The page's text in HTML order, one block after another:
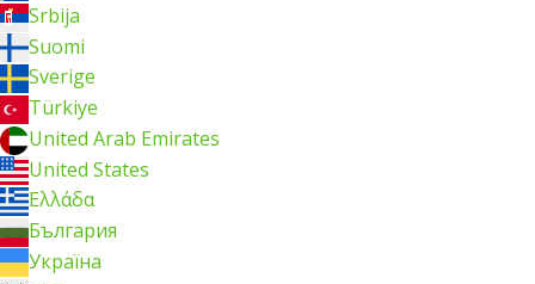
Srbija
Suomi
Sverige
Türkiye
United Arab Emirates
United States
Ελλάδα
България
Україна